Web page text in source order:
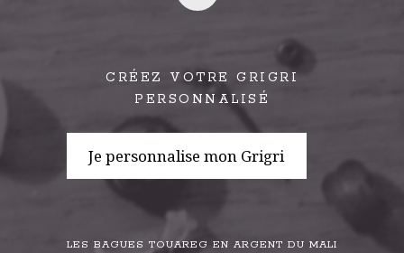
CRÉEZ VOTRE GRIGRI
PERSONNALISÉ
Je personnalise mon Grigri
LES BAGUES TOUAREG EN ARGENT DU MALI